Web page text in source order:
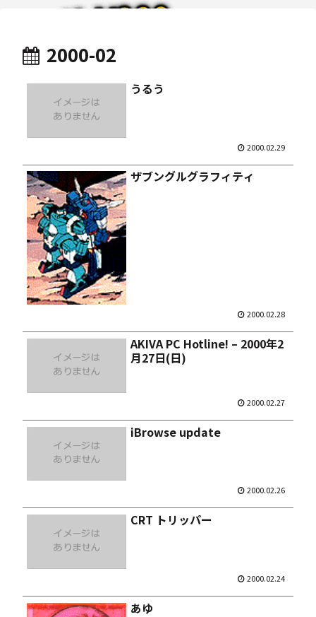
2000-02
うるう
2000.02.29
ザブングルグラフィティ
2000.02.28
AKIVA PC Hotline! – 2000年2
月27日(日)
2000.02.27
iBrowse update
2000.02.26
CRT トリッパー
2000.02.24
あゆ